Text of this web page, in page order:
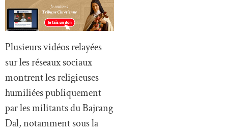
Plusieurs vidéos relayées
sur les réseaux sociaux
montrent les religieuses
humiliées publiquement
par les militants du Bajrang
Dal, notamment sous la